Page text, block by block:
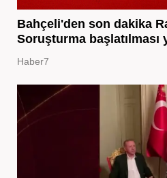
Bahçeli'den son dakika
Soruşturma başlatılması
Haber7